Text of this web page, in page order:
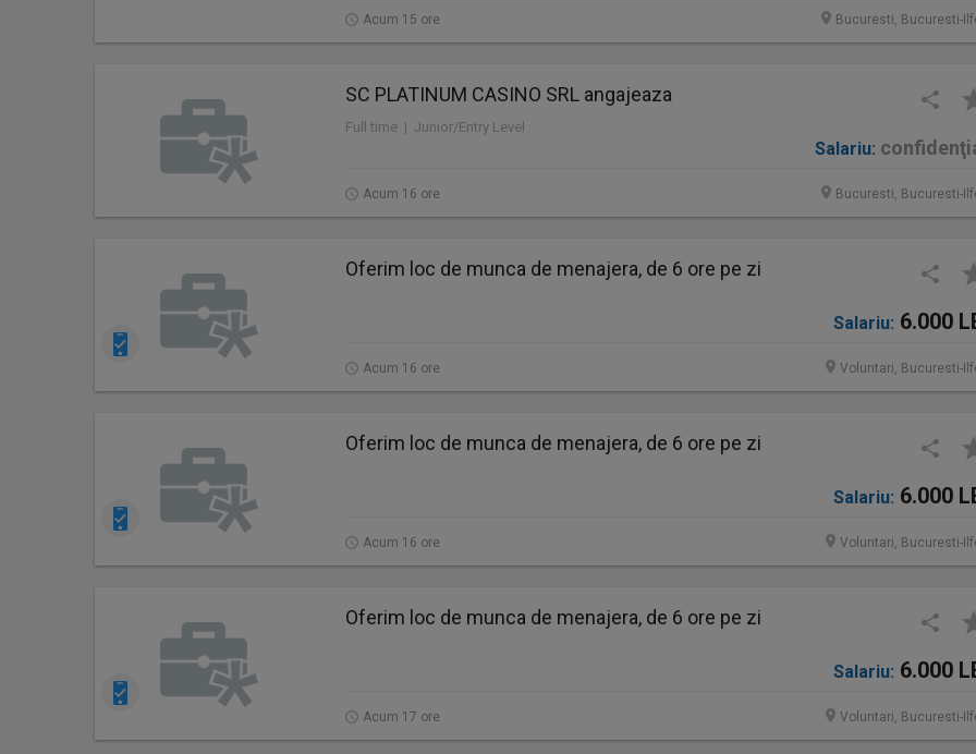
Acum 15 ore Bucuresti, Bucuresti-
SC PLATINUM CASINO SRL angajeaza
Full time | Junior/Entry Level
Salariu:
Acum 16 ore Bucuresti, Bucuresti-
Oferim loc de munca de menajera, de 6 ore pe zi
Salariu: 6.000
Acum 16 ore Voluntari, Bucuresti-
Oferim loc de munca de menajera, de 6 ore pe zi
Salariu: 6.000
Acum 16 ore Voluntari, Bucuresti-
Oferim loc de munca de menajera, de 6 ore pe zi
Salariu: 6.000
Acum 17 ore Voluntari, Bucuresti-